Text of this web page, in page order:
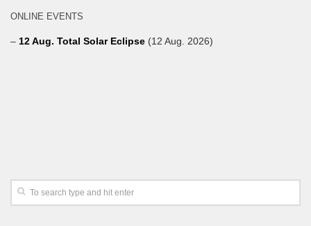
ONLINE EVENTS
– 12 Aug. Total Solar Eclipse (12 Aug. 2026)